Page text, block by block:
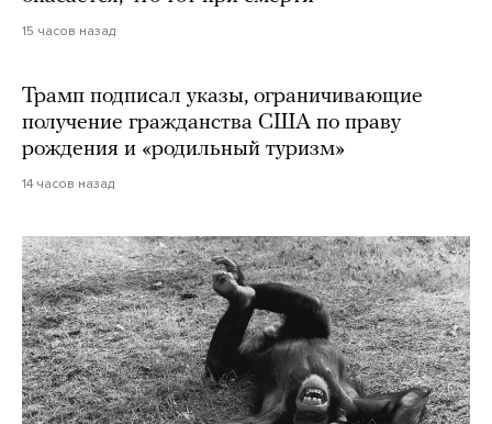
15 часов назад
Трамп подписал указы, ограничивающие
получение гражданства США по праву
рождения и «родильный туризм»
14 часов назад